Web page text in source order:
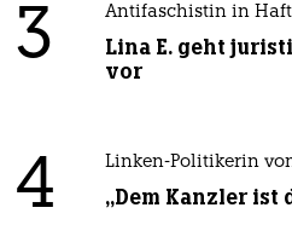
3 Antifaschistin in Haft
Lina E. geht
vor
4 Linken-Politikerin
„Dem Kanzler ist